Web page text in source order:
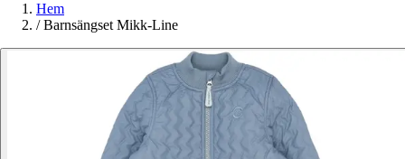
Hem
/ Barnsängset Mikk-Line